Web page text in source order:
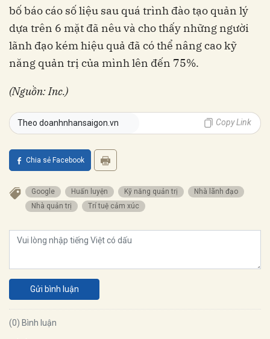
bố báo cáo số liệu sau quá trình đào tạo quản lý
dựa trên 6 mặt đã nêu và cho thấy những người
lãnh đạo kém hiệu quả đã có thể nâng cao kỹ
năng quản trị của mình lên đến 75%.
(Nguồn: Inc.)
Theo doanhnhansaigon.vn Copy Link
Chia sẻ Facebook
Google huấn luyện kỹ năng quản trị
nhà lãnh đạo
nhà quản trị
trí tuệ cảm xúc
Gửi bình luận
(0) Bình luận